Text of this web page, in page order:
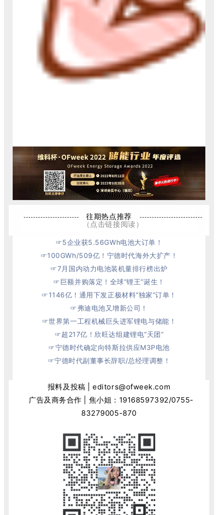
往期热点推荐
（点击链接阅读）
☞5企业获5.56GWh电池大订单！
☞100GWh/509亿！宁德时代海外大扩产！
☞7月国内动力电池装机量排行榜出炉
☞巨额并购落定！全球“锂王”诞生！
☞1146亿！通用下发正极材料“独家”订单！
☞弗迪电池又增新公司！
☞世界第一工程机械巨头进军锂电与储能！
☞超217亿！欣旺达组建锂电“天团”
☞宁德时代确定向特斯拉供应M3P电池
☞宁德时代副董事长辞职/总经理调整！
报料及投稿 | editors@ofweek.com
广告及商务合作 | 焦小姐： 19168597392/0755-
83279005-870